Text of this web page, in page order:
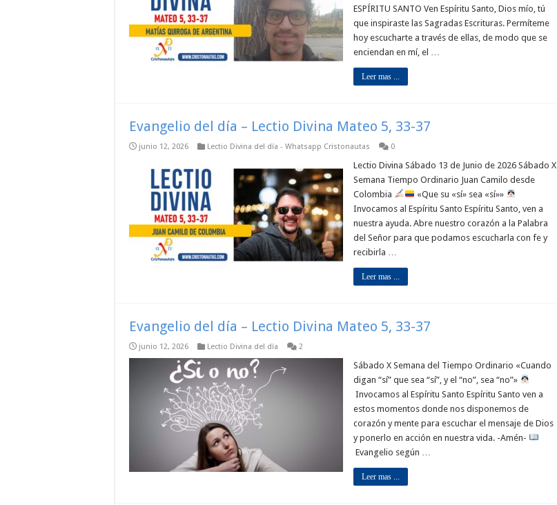
ESPÍRITU SANTO Ven Espíritu Santo, Dios mío, tú
que inspiraste las Sagradas Escrituras. Permíteme
hoy escucharte a través de ellas, de modo que se
enciendan en mí, el …
Leer mas ...
Evangelio del día – Lectio Divina Mateo 5, 33-37
junio 12, 2026 Lectio Divina del día - Whatsapp Cristonautas 0
Lectio Divina Sábado 13 de Junio de 2026 Sábado X
Semana Tiempo Ordinario Juan Camilo desde
Colombia
«Que su «sí» sea «sí»»
Invocamos al Espíritu Santo Espíritu Santo, ven a
nuestra ayuda. Abre nuestro corazón a la Palabra
del Señor para que podamos escucharla con fe y
recibirla …
Leer mas ...
Evangelio del día – Lectio Divina Mateo 5, 33-37
junio 12, 2026 Lectio Divina del día 2
Sábado X Semana del Tiempo Ordinario «Cuando
digan “sí” que sea “sí”, y el “no”, sea “no”»
Invocamos al Espíritu Santo Espíritu Santo ven a
estos momentos donde nos disponemos de
corazón y mente para escuchar el mensaje de Dios
y ponerlo en acción en nuestra vida. -Amén-
Evangelio según …
Leer mas ...